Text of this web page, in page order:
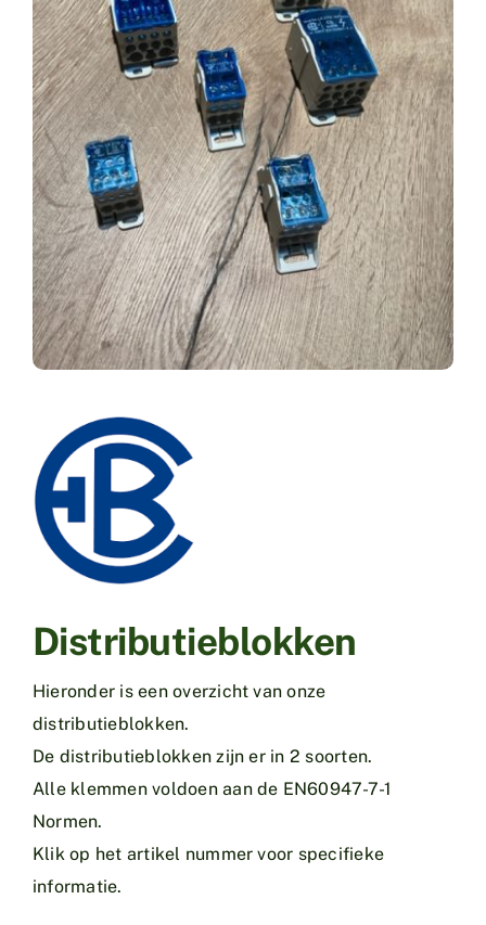
Distributieblokken
Hieronder is een overzicht van onze
distributieblokken.
De distributieblokken zijn er in 2 soorten.
Alle klemmen voldoen aan de EN60947-7-1
Normen.
Klik op het artikel nummer voor specifieke
informatie.